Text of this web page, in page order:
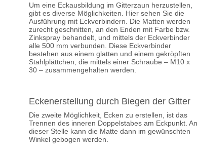
Um eine Eckausbildung im Gitterzaun herzustellen,
gibt es diverse Möglichkeiten. Hier sehen Sie die
Ausführung mit Eckverbindern. Die Matten werden
zurecht geschnitten, an den Enden mit Farbe bzw.
Zinkspray behandelt, und mittels der Eckverbinder
alle 500 mm verbunden. Diese Eckverbinder
bestehen aus einem glatten und einem gekröpften
Stahlplättchen, die mittels einer Schraube – M10 x
30 – zusammengehalten werden.
Eckenerstellung durch Biegen der Gitter
Die zweite Möglichkeit, Ecken zu erstellen, ist das
Trennen des inneren Doppelstabes am Eckpunkt. An
dieser Stelle kann die Matte dann im gewünschten
Winkel gebogen werden.